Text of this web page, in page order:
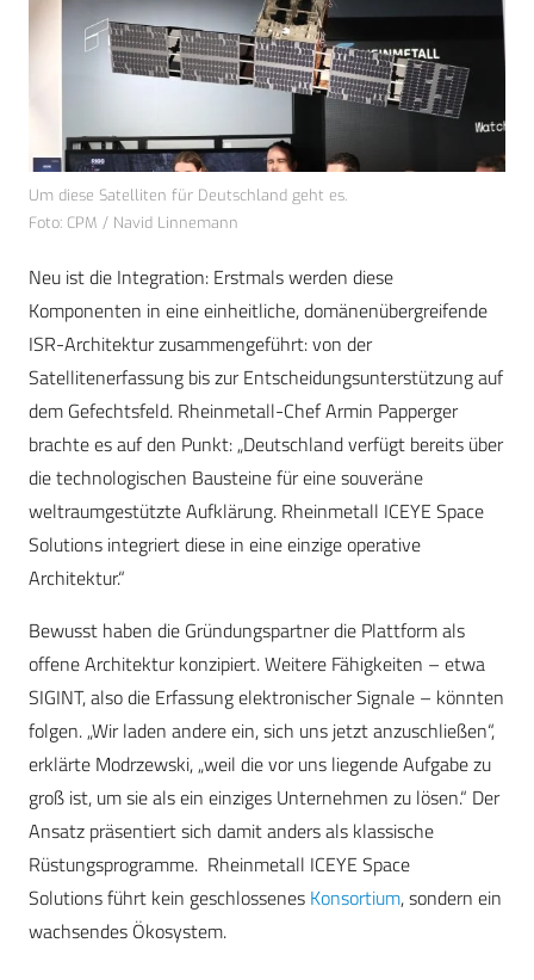
Um diese Satelliten für Deutschland geht es.
Foto: CPM / Navid Linnemann
Neu ist die Integration: Erstmals werden diese
Komponenten in eine einheitliche, domänenübergreifende
ISR-Architektur zusammengeführt: von der
Satellitenerfassung bis zur Entscheidungsunterstützung auf
dem Gefechtsfeld. Rheinmetall-Chef Armin Papperger
brachte es auf den Punkt: „Deutschland verfügt bereits über
die technologischen Bausteine für eine souveräne
weltraumgestützte Aufklärung. Rheinmetall ICEYE Space
Solutions integriert diese in eine einzige operative
Architektur.“
Bewusst haben die Gründungspartner die Plattform als
offene Architektur konzipiert. Weitere Fähigkeiten – etwa
SIGINT, also die Erfassung elektronischer Signale – könnten
folgen. „Wir laden andere ein, sich uns jetzt anzuschließen“,
erklärte Modrzewski, „weil die vor uns liegende Aufgabe zu
groß ist, um sie als ein einziges Unternehmen zu lösen.“ Der
Ansatz präsentiert sich damit anders als klassische
Rüstungsprogramme. Rheinmetall ICEYE Space
Solutions führt kein geschlossenes Konsortium, sondern ein
wachsendes Ökosystem.